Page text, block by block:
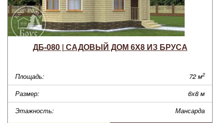
ДБ-080 | САДОВЫЙ ДОМ 6Х8 ИЗ БРУСА
Площадь: 72 м2
Размер:
6х8 м
Этажность:
Мансарда